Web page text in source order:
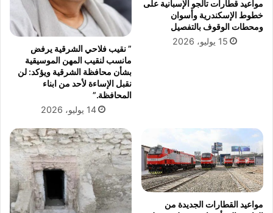
ل
ش
ت
ق
د
م
و
ن
ب
0
1
مواعيد قطارات تالجو الإسبانية على
خطوط الإسكندرية وأسوان
ومحطات الوقوف بالتفصيل
15 يوليو، 2026
” نقيب فلاحي الشرقية يرفض
مانسب لنقيب المهن الموسيقية
بشأن محافظة الشرقية ويؤكد: لن
نقبل الإساءة لأحد من ابناء
المحافظة.”
14 يوليو، 2026
مواعيد القطارات الجديدة من